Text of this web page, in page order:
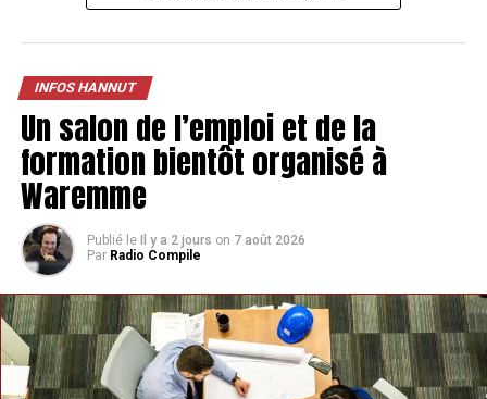
INFOS HANNUT
Un salon de l’emploi et de la
formation bientôt organisé à
Waremme
Publié le Il y a 2 jours on 7 août 2026
Par Radio Compile